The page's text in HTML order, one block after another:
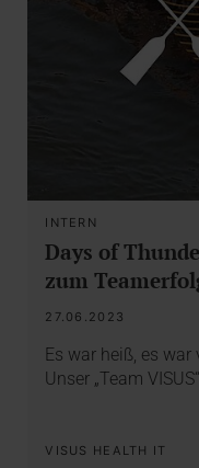
INTERN
Days of
zum
27.06.2023
Es war heiß, es
Unser „Team
VISUS HEALTH IT